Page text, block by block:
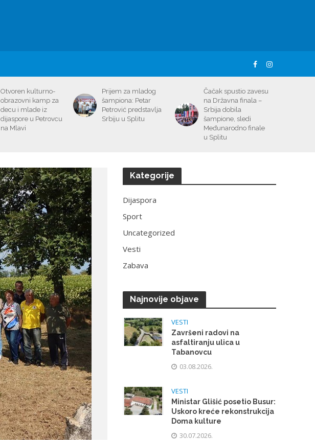
Otvoren kulturno-
obrazovni kamp za
decu i mlade iz
dijaspore u Petrovcu
na Mlavi
Prijem za mladog
šampiona: Petar
Petrović predstavlja
Srbiju u Splitu
Čačak spustio zavesu
na Državna finala –
Srbija dobila
šampione, sledi
Međunarodno finale
u Splitu
Kategorije
Dijaspora
Sport
Uncategorized
Vesti
Zabava
Najnovije objave
VESTI
Završeni radovi na
asfaltiranju ulica u
Tabanovcu
03.08.2026.
VESTI
Ministar Glišić posetio Busur:
Uskoro kreće rekonstrukcija
Doma kulture
30.07.2026.